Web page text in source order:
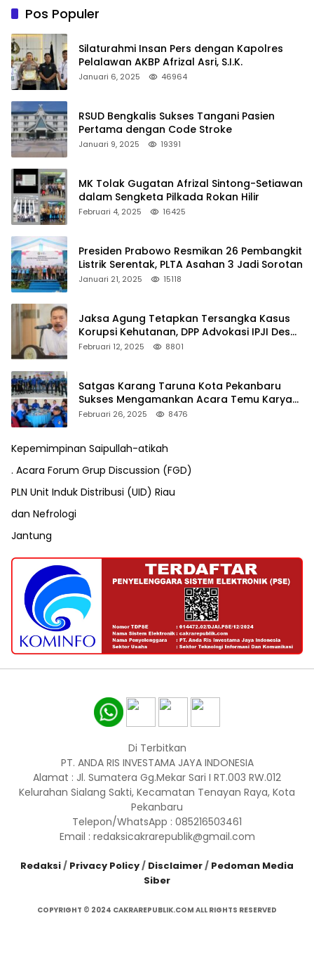
Pos Populer
Silaturahmi Insan Pers dengan Kapolres
Pelalawan AKBP Afrizal Asri, S.I.K.
Januari 6, 2025 46964
RSUD Bengkalis Sukses Tangani Pasien
Pertama dengan Code Stroke
Januari 9, 2025 19391
MK Tolak Gugatan Afrizal Sintong-Setiawan
dalam Sengketa Pilkada Rokan Hilir
Februari 4, 2025 16425
Presiden Prabowo Resmikan 26 Pembangkit
Listrik Serentak, PLTA Asahan 3 Jadi Sorotan
Januari 21, 2025 15118
Jaksa Agung Tetapkan Tersangka Kasus
Korupsi Kehutanan, DPP Advokasi IPJI Desak
Pengusutan Pajak RAPP
Februari 12, 2025 8801
Satgas Karang Taruna Kota Pekanbaru
Sukses Mengamankan Acara Temu Karya
VII Karang Taruna Pekanbaru
Februari 26, 2025 8476
Kepemimpinan Saipullah-atikah
. Acara Forum Grup Discussion (FGD)
PLN Unit Induk Distribusi (UID) Riau
dan Nefrologi
Jantung
Di Terbitkan
PT. ANDA RIS INVESTAMA JAYA INDONESIA
Alamat : Jl. Sumatera Gg.Mekar Sari I RT.003 RW.012
Kelurahan Sialang Sakti, Kecamatan Tenayan Raya, Kota
Pekanbaru
Telepon/WhatsApp : 085216503461
Email : redaksicakrarepublik@gmail.com
Redaksi/ Privacy Policy/ Disclaimer/ Pedoman Media
Siber
COPYRIGHT © 2024 CAKRAREPUBLIK.COM ALL RIGHTS RESERVED